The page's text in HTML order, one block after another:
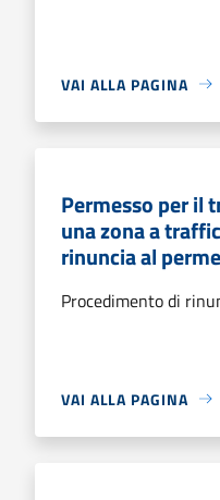
VAI ALLA PAGINA
Permesso per il
una zona a
rinuncia al
Procedimento di
VAI ALLA PAGINA